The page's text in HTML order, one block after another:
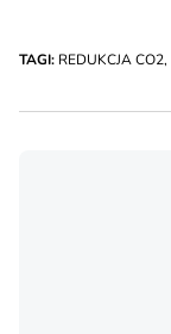
TAGI: REDUKCJA CO2,